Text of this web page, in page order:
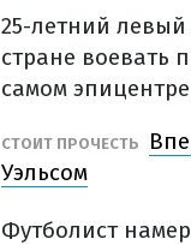
25-летний
стране воевать
самом
СТОИТ ПРОЧЕСТЬ
Уэльсом
Футболист